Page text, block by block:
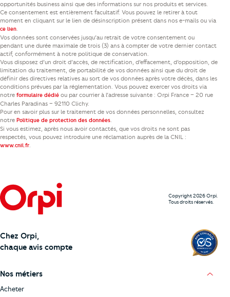
opportunités business ainsi que des informations sur nos produits et services.
Ce consentement est entièrement facultatif. Vous pouvez le retirer à tout
moment en cliquant sur le lien de désinscription présent dans nos e-mails ou via
ce lien.
Vos données sont conservées jusqu’au retrait de votre consentement ou
pendant une durée maximale de trois (3) ans à compter de votre dernier contact
actif, conformément à notre politique de conservation.
Vous disposez d’un droit d’accès, de rectification, d’effacement, d’opposition, de
limitation du traitement, de portabilité de vos données ainsi que du droit de
définir des directives relatives au sort de vos données après votre décès, dans les
conditions prévues par la réglementation. Vous pouvez exercer vos droits via
notre formulaire dédié ou par courrier à l’adresse suivante : Orpi France – 20 rue
Charles Paradinas – 92110 Clichy.
Pour en savoir plus sur le traitement de vos données personnelles, consultez
notre Politique de protection des données.
Si vous estimez, après nous avoir contactés, que vos droits ne sont pas
respectés, vous pouvez introduire une réclamation auprès de la CNIL :
www.cnil.fr.
Copyright 2026 Orpi.
Tous droits réservés.
Chez Orpi,
chaque avis compte
Nos métiers
Acheter